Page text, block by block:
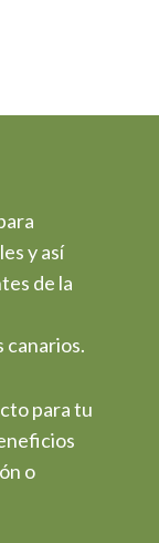
y así
de la
canarios.
para tu
o